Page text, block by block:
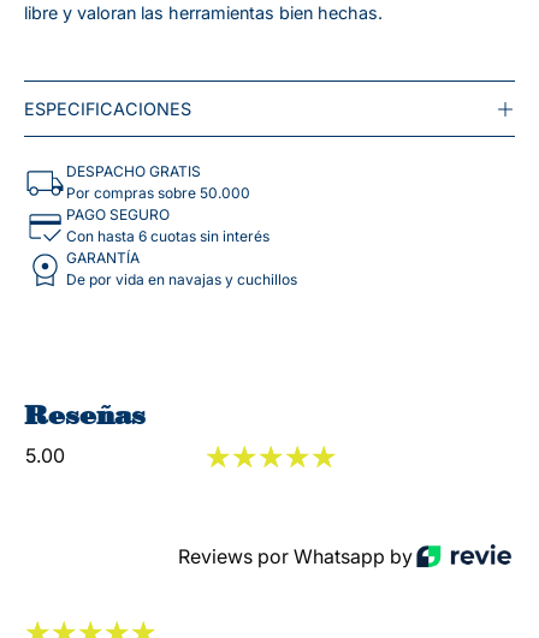
libre y valoran las herramientas bien hechas.
ESPECIFICACIONES
DESPACHO GRATIS
Por compras sobre 50.000
PAGO SEGURO
Con hasta 6 cuotas sin interés
GARANTÍA
De por vida en navajas y cuchillos
Reseñas
5.00
Reviews por Whatsapp by